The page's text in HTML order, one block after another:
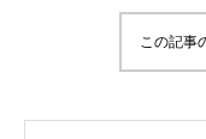
この記事